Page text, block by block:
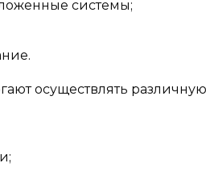
системы;
осуществлять